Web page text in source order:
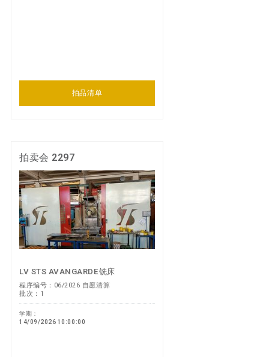
拍品清单
拍卖会 2297
LV STS AVANGARDE铣床
程序编号：06/2026 自愿清算
批次：1
学期：
14/09/2026 10:00:00